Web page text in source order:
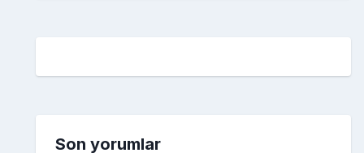
Son yorumlar